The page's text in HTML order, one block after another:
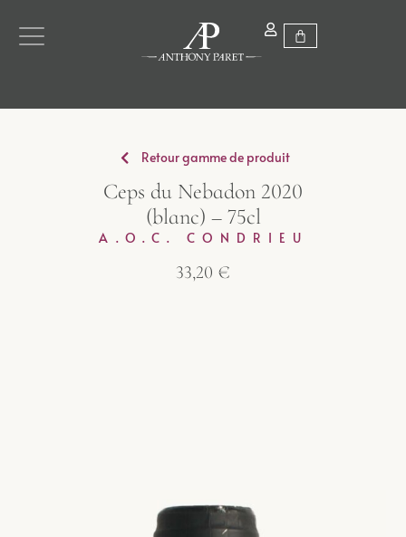
Retour gamme de produit
Ceps du Nebadon 2020
(blanc) – 75cl
A.O.C. CONDRIEU
33,20 €